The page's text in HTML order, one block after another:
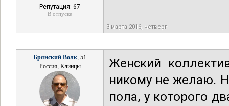
Репутация: 67
В отпуске
3 марта 2016, четверг
Брянский Волк, 51
Россия, Клинцы
Женский
никому не желаю.
пола, у которого